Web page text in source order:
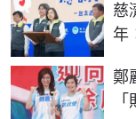
慈
年
鄭